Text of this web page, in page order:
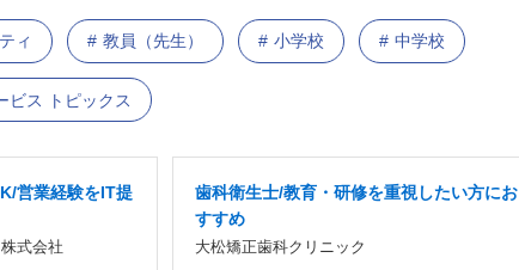
ィ 教員（先生） 小学校 中学校
ビス トピックス
営業経験をIT提
式会社
歯科衛生士/教育・研修を重視したい方にお
すすめ
大松矯正歯科クリニック